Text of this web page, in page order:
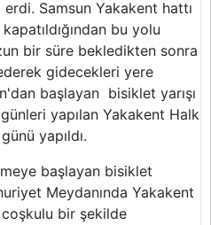
Samsun Yakakent hattı
bu yolu
bir süre bekledikten sonra
gidecekleri yere
başlayan bisiklet yarışı
yapılan Yakakent Halk
yapıldı.
başlayan bisiklet
Meydanında Yakakent
coşkulu bir şekilde